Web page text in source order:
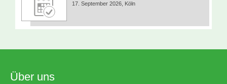
17. September 2026, Köln
Über uns